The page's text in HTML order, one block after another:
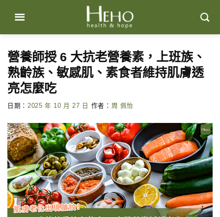
content
營養師授 6 大抗老營養素，上班族、
熟齡族、敏感肌、素食者維持肌膚透
亮怎麼吃
日期： 2025 年 10 月 27 日 作者： 周 佩怡